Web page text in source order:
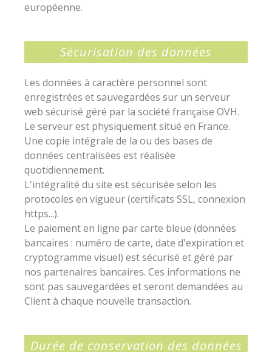
européenne.
Sécurisation des données
Les données à caractère personnel sont
enregistrées et sauvegardées sur un serveur
web sécurisé géré par la société française OVH.
Le serveur est physiquement situé en France.
Une copie intégrale de la ou des bases de
données centralisées est réalisée
quotidiennement.
L'intégralité du site est sécurisée selon les
protocoles en vigueur (certificats SSL, connexion
https...).
Le paiement en ligne par carte bleue (données
bancaires : numéro de carte, date d'expiration et
cryptogramme visuel) est sécurisé et géré par
nos partenaires bancaires. Ces informations ne
sont pas sauvegardées et seront demandées au
Client à chaque nouvelle transaction.
Durée de conservation des données